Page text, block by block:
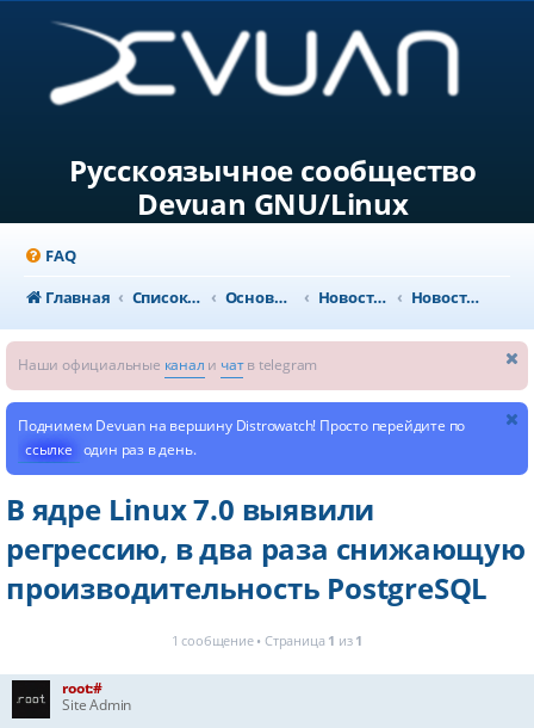
Русскоязычное сообщество
Devuan GNU/Linux
FAQ
Главная
Список форумов Основной раздел Новости и объявления Новости из мира GNU/Linux
Наши официальные канал и чатв telegram
Поднимем Devuan на вершину Distrowatch! Просто перейдите по
ссылке один раз в день.
В ядре Linux 7.0 выявили
регрессию, в два раза снижающую
производительность PostgreSQL
1 сообщение • Страница 1 из 1
root:#
Site Admin